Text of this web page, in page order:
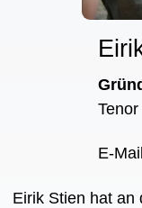
Tenor
E-Mail
Eirik Stien hat an